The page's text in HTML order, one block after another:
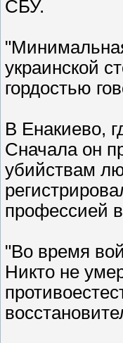
СБУ.
украинской
гордостью
В Енакиево,
Сначала он
убийствам
профессией
"Во время
Никто не